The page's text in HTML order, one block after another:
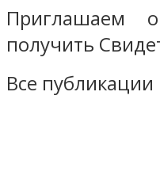
Приглашаем
получить
Все